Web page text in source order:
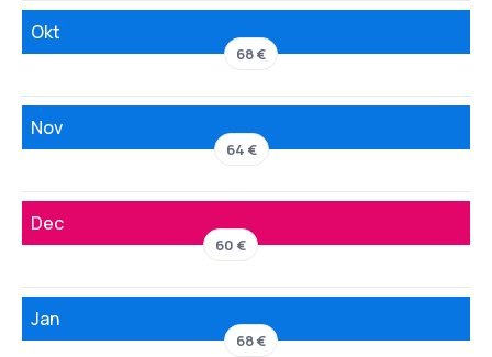
Okt
68 €
Nov
64 €
Dec
60 €
Jan
68 €